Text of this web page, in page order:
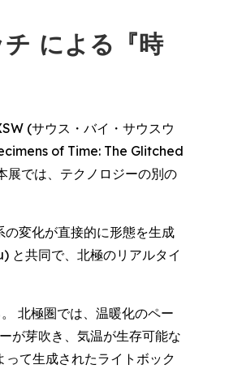
による『時
(サウス・バイ・サウスウ
of Time: The Glitched
展では、テクノロジーの別の
変化が直接的に形態を生成
と共同で、北極のリアルタイ
北極圏では、温暖化のペー
が芽吹き、気温が生存可能な
て生成されたライトボック